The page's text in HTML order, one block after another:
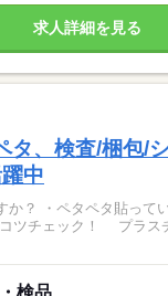
求人詳細を見る
タ、検査/梱包/
中
！ シール貼
検品